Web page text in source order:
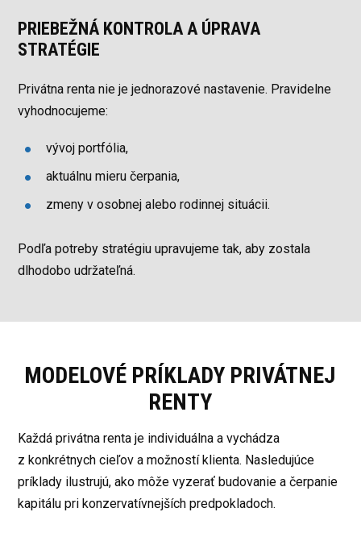
PRIEBEŽNÁ KONTROLA A ÚPRAVA
STRATÉGIE
Privátna renta nie je jednorazové nastavenie. Pravidelne
vyhodnocujeme:
vývoj portfólia,
aktuálnu mieru čerpania,
zmeny v osobnej alebo rodinnej situácii.
Podľa potreby stratégiu upravujeme tak, aby zostala
dlhodobo udržateľná.
MODELOVÉ PRÍKLADY PRIVÁTNEJ
RENTY
Každá privátna renta je individuálna a vychádza
z konkrétnych cieľov a možností klienta. Nasledujúce
príklady ilustrujú, ako môže vyzerať budovanie a čerpanie
kapitálu pri konzervatívnejších predpokladoch.